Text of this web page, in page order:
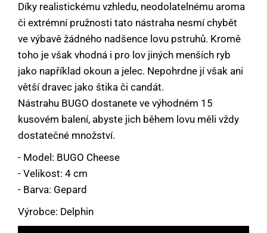
Díky realistickému vzhledu, neodolatelnému aroma
či extrémní pružnosti tato nástraha nesmí chybět
ve výbavě žádného nadšence lovu pstruhů. Kromě
toho je však vhodná i pro lov jiných menších ryb
jako například okoun a jelec. Nepohrdne jí však ani
větší dravec jako štika či candát.
Nástrahu BUGO dostanete ve výhodném 15
kusovém balení, abyste jich během lovu měli vždy
dostatečné množství.
- Model: BUGO Cheese
- Velikost: 4 cm
- Barva: Gepard
Výrobce: Delphin